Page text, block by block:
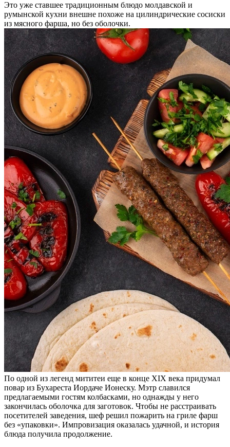
Это уже ставшее традиционным блюдо молдавской и
румынской кухни внешне похоже на цилиндрические сосиски
из мясного фарша, но без оболочки.
По одной из легенд мититеи еще в конце XIX века придумал
повар из Бухареста Иордаче Ионеску. Мэтр славился
предлагаемыми гостям колбасками, но однажды у него
закончилась оболочка для заготовок. Чтобы не расстраивать
посетителей заведения, шеф решил пожарить на гриле фарш
без «упаковки». Импровизация оказалась удачной, и история
блюда получила продолжение.